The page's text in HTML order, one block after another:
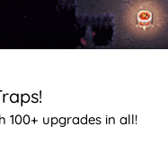
100+ upgrades in all!